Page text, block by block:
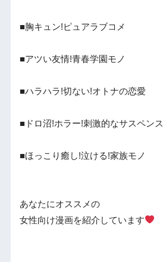
■胸キュン!ピュアラブコメ
■アツい友情!青春学園モノ
■ハラハラ!切ない!オトナの恋愛
■ドロ沼!ホラー!刺激的なサスペンス
■ほっこり癒し!泣ける!家族モノ
あなたにオススメの
女性向け漫画を紹介しています